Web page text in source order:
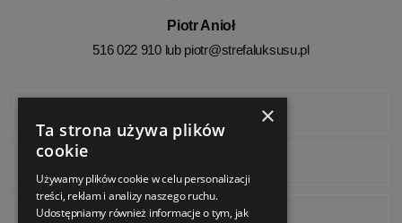
Piotr Anioł
516 022 910 lub piotr@strefaluksusu.pl
Pinterest
×
Ta strona używa plików
cookie
Używamy plików cookie w celu personalizacji
treści, reklam i analizy naszego ruchu.
Udostępniamy również informacje o tym, jak